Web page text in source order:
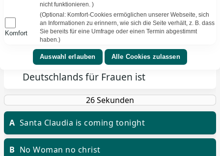
Bereit TEXT VORLESEN
▾ Kurioses ⚑
Der meistverkaufte Weihnachts-Popsong
Deutschlands für Frauen ist
A Santa Claudia is coming tonight
B No Woman no christ
nicht funktionieren. )
Komfort
(Optional: Komfort-Cookies ermöglichen unserer Webseite, sich
an Informationen zu erinnern, wie sich die Seite verhält, z. B. dass
Sie bereits für eine Umfrage oder einen Termin abgestimmt
haben.)